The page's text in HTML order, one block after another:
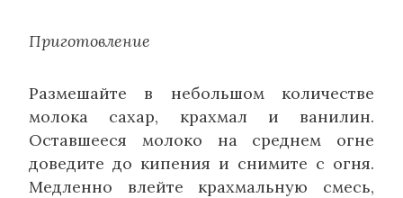
Приготовление
Размешайте в небольшом количестве
молока сахар, крахмал и ванилин.
Оставшееся молоко на среднем огне
доведите до кипения и снимите с огня.
Медленно влейте крахмальную смесь,